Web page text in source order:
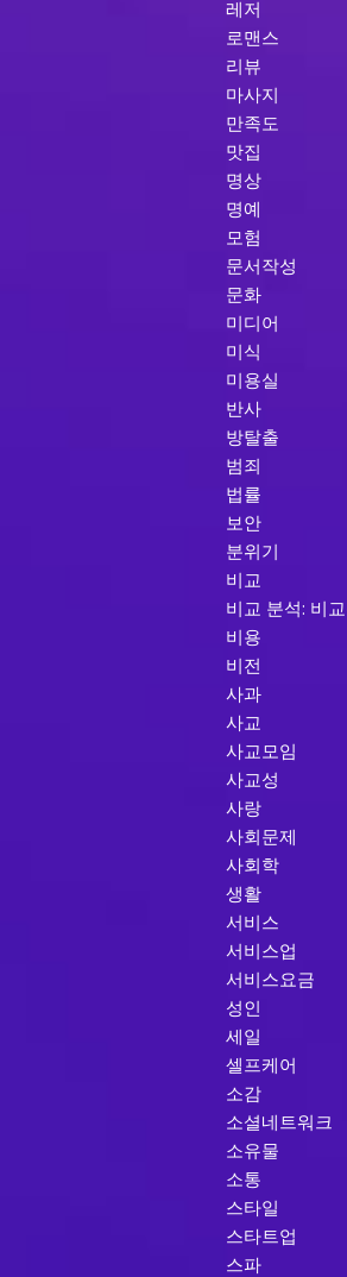
레저
로맨스
리뷰
마사지
만족도
맛집
명상
명예
모험
문서작성
문화
미디어
미식
미용실
반사
방탈출
범죄
법률
보안
분위기
비교
비교 분석: 비
비용
비전
사과
사교
사교모임
사교성
사랑
사회문제
사회학
생활
서비스
서비스업
서비스요금
성인
세일
셀프케어
소감
소셜네트워크
소유물
소통
스타일
스타트업
스파